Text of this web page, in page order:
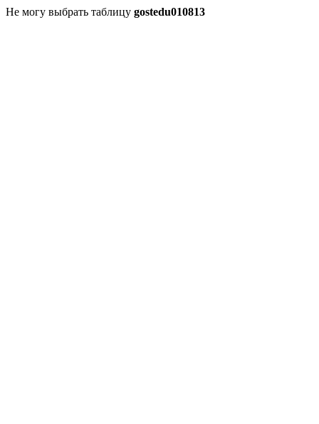
Не могу выбрать таблицу gostedu010813